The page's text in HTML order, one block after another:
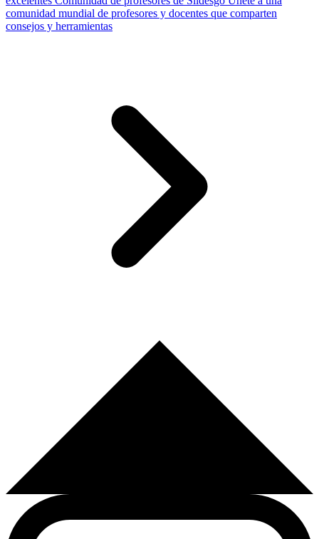
comunidad mundial de profesores y docentes que comparten
consejos y herramientas